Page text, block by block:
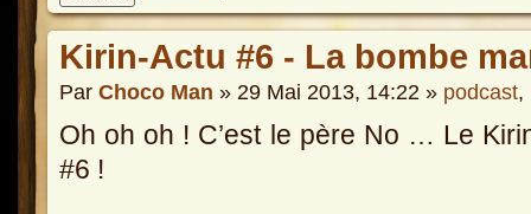
Kirin-Actu #6 - La bombe
Par Choco Man » 29 Mai 2013, 14:22 » podcast,
Oh oh oh ! C’est le père No … Le
#6 !